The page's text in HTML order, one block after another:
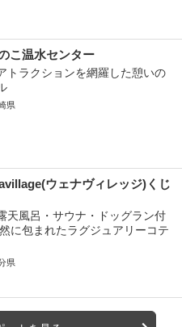
こ温水センター
トラクションを網羅した憩いの
県
ウェナヴィレッジ)くじ
天風呂・サウナ・ドッグラン付
に包まれたラグジュアリーコテ
県